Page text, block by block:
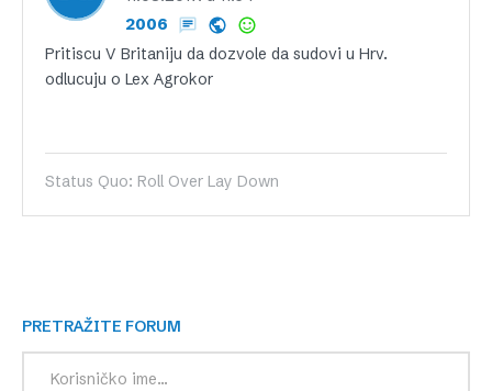
2006
Pritiscu V Britaniju da dozvole da sudovi u Hrv.
odlucuju o Lex Agrokor
Status Quo: Roll Over Lay Down
PRETRAŽITE FORUM